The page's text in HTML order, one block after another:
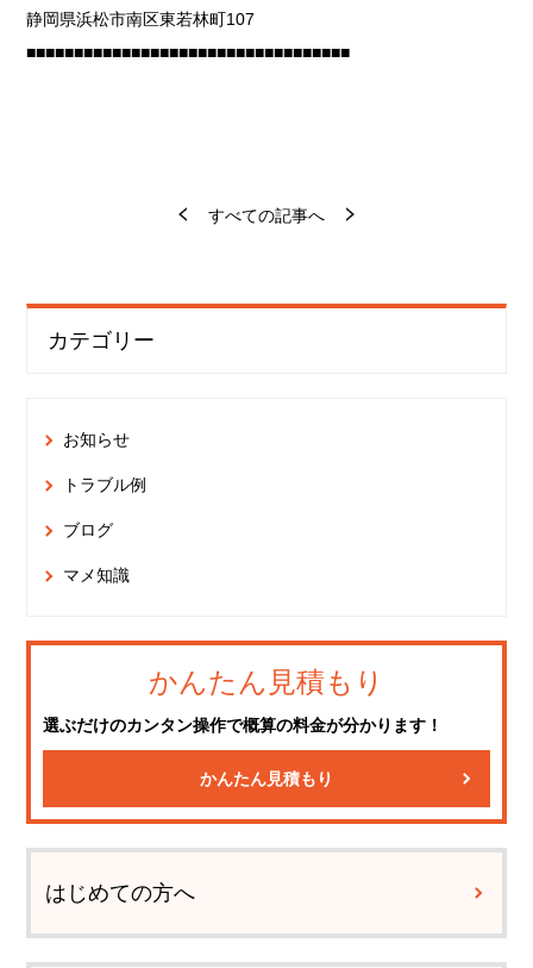
静岡県浜松市南区東若林町107
■■■■■■■■■■■■■■■■■■■■■■■■■■■■■■■■■■
すべての記事へ
カテゴリー
お知らせ
トラブル例
ブログ
マメ知識
かんたん見積もり
選ぶだけのカンタン操作で概算の料金が分かります！
かんたん見積もり
はじめての方へ